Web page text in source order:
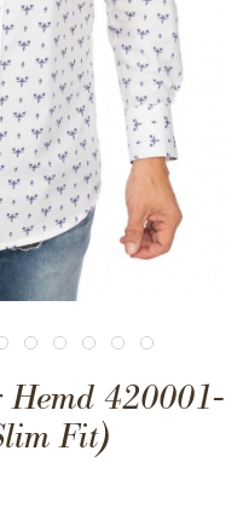
Hemd 420001-
Fit)